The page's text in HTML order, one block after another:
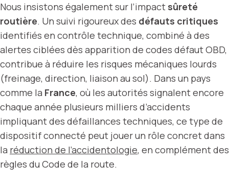
Nous insistons également sur l’impact sûreté
routière. Un suivi rigoureux des défauts critiques
identifiés en contrôle technique, combiné à des
alertes ciblées dès apparition de codes défaut OBD,
contribue à réduire les risques mécaniques lourds
(freinage, direction, liaison au sol). Dans un pays
comme la France, où les autorités signalent encore
chaque année plusieurs milliers d’accidents
impliquant des défaillances techniques, ce type de
dispositif connecté peut jouer un rôle concret dans
la réduction de l’accidentologie, en complément des
règles du Code de la route.